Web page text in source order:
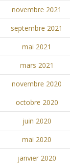
novembre 2021
septembre 2021
mai 2021
mars 2021
novembre 2020
octobre 2020
juin 2020
mai 2020
janvier 2020